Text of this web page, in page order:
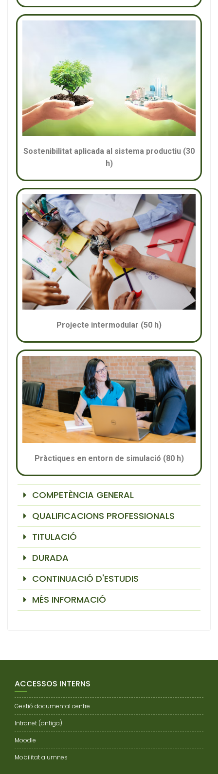
Sostenibilitat aplicada al sistema productiu (30
h)
Projecte intermodular (50 h)
Pràctiques en entorn de simulació (80 h)
COMPETÈNCIA GENERAL
QUALIFICACIONS PROFESSIONALS
TITULACIÓ
DURADA
CONTINUACIÓ D'ESTUDIS
MÉS INFORMACIÓ
ACCESSOS INTERNS
Gestió documental centre
Intranet (antiga)
Moodle
Mobilitat alumnes